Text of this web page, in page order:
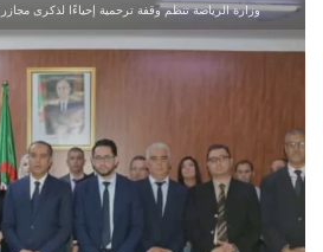
وزارة الرياضة تنظم وقفة ترحمية إحياءًا لذكرى مجازر 17 أكتوبر 1961